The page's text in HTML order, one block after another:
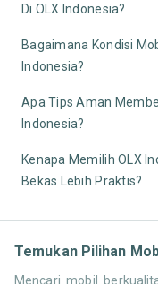
Di OLX Indonesia?
Bagaimana Kondisi
Indonesia?
Apa Tips Aman
Indonesia?
Kenapa Memilih OLX
Bekas Lebih Praktis?
Temukan Pilihan
Mencari mobil